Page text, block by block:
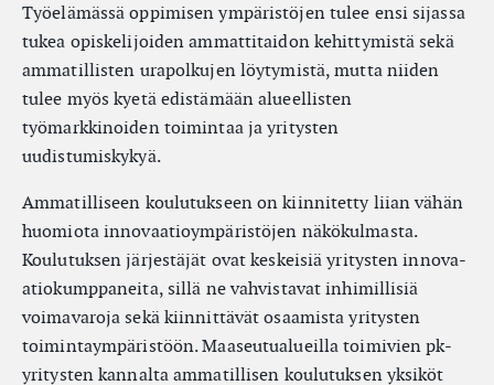
Työelämässä oppimisen ympäristöjen tulee ensi sijassa
tukea opiskelijoiden ammattitaidon kehittymistä sekä
ammatillisten urapolkujen löytymistä, mutta niiden
tulee myös kyetä edistämään alueellisten
työmarkkinoiden toimintaa ja yritysten
uudistumiskykyä.
Ammatilliseen koulutukseen on kiinnitetty liian vähän
huomiota innovaatioympäristöjen näkökulmasta.
Koulutuksen järjestäjät ovat keskeisiä yritysten innova-
atiokumppaneita, sillä ne vahvistavat inhimillisiä
voimavaroja sekä kiinnittävät osaamista yritysten
toimintaympäristöön. Maaseutualueilla toimivien pk-
yritysten kannalta ammatillisen koulutuksen yksiköt